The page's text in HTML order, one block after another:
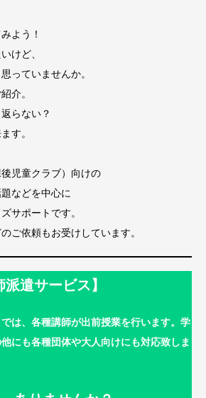
よう！
けど、
っていませんか。
介。
らない？
す。
児童クラブ）向けの
などを中心に
サポートです。
ご依頼もお受けしています。
派遣サービス】
は、各種講師が出前授業を行います。学
にも各種団体や大人向けにも対応致しま